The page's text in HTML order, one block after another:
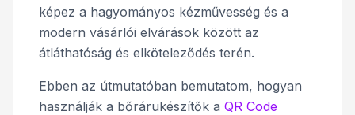
képez a hagyományos kézművesség és a
modern vásárlói elvárások között az
átláthatóság és elköteleződés terén.
Ebben az útmutatóban bemutatom, hogyan
használják a bőrárukészítők a QR Code